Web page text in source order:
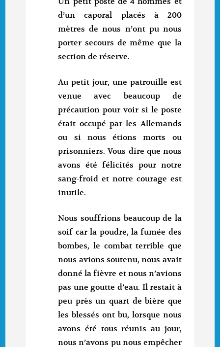
d’un caporal placés à 200
mètres de nous n’ont pu nous
porter secours de même que la
section de réserve.
Au petit jour, une patrouille est
venue avec beaucoup de
précaution pour voir si le poste
était occupé par les Allemands
ou si nous étions morts ou
prisonniers. Vous dire que nous
avons été félicités pour notre
sang-froid et notre courage est
inutile.
Nous souffrions beaucoup de la
soif car la poudre, la fumée des
bombes, le combat terrible que
nous avions soutenu, nous avait
donné la fièvre et nous n’avions
pas une goutte d’eau. Il restait à
peu près un quart de bière que
les blessés ont bu, lorsque nous
avons été tous réunis au jour,
nous n’avons pu nous empêcher